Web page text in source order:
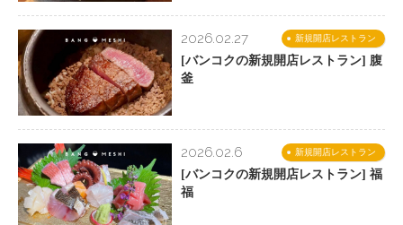
新規開店レストラン
2026.02.27
[バンコクの新規開店レストラン] 腹
釜
新規開店レストラン
2026.02.6
[バンコクの新規開店レストラン] 福
福